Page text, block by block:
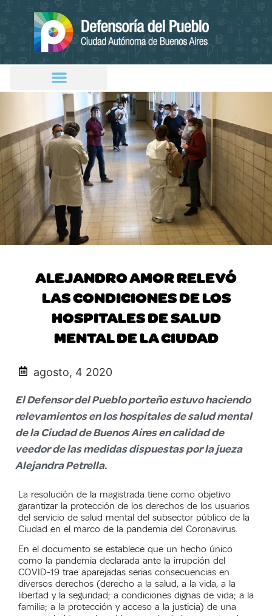
ALEJANDRO AMOR RELEVÓ
LAS CONDICIONES DE LOS
HOSPITALES DE SALUD
MENTAL DE LA CIUDAD
agosto, 4 2020
El Defensor del Pueblo porteño estuvo haciendo
relevamientos en los hospitales de salud mental
de la Ciudad de Buenos Aires en calidad de
veedor de las medidas dispuestas por la jueza
Alejandra Petrella.
La resolución de la magistrada tiene como objetivo
garantizar la protección de los derechos de los usuarios
del servicio de salud mental del subsector público de la
Ciudad en el marco de la pandemia del Coronavirus.
En el documento se establece que un hecho único
como la pandemia declarada ante la irrupción del
COVID-19 trae aparejadas serias consecuencias en
diversos derechos (derecho a la salud, a la vida, a la
libertad y la seguridad; a condiciones dignas de vida; a la
familia; a la protección y acceso a la justicia) de una